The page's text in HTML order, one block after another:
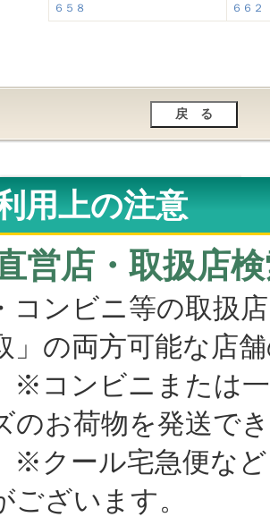
６５８
６６２
用上の注意
直営店・取扱店
ンビニ等の取扱
」の両方可能な店
ンビニまたは一
のお荷物を発送で
ール宅急便など
ございます。